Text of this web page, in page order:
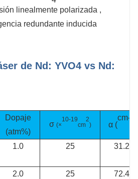
linealmente polarizada ,
redundante inducida
de Nd: YVO4 vs Nd:
Dopaje
(atm%)
σ (×
10-19
cm
2
) α (
cm-1
1.0 25 31.2
2.0 25 72.4